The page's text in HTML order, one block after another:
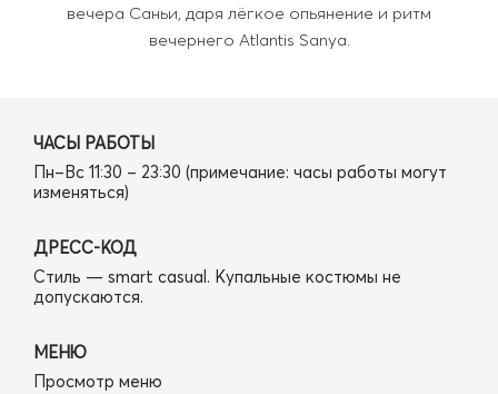
вечера Саньи, даря лёгкое опьянение и ритм
вечернего Atlantis Sanya.
ЧАСЫ РАБОТЫ
Пн–Вс 11:30 – 23:30 (примечание: часы работы могут
изменяться)
ДРЕСС-КОД
Стиль — smart casual. Купальные костюмы не
допускаются.
МЕНЮ
Просмотр меню